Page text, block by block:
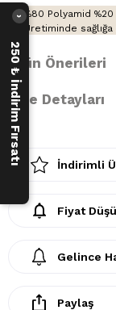
%80 Polyamid
Üretiminde
Ürün Önerileri
İade Detayları
İndirimli
Fiyat
Gelince
Paylaş
250 ₺ İndirim Fırsatı
›